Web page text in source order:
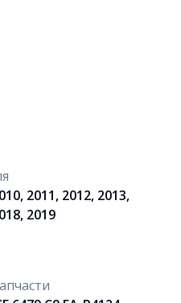
2011, 2012, 2013,
2019